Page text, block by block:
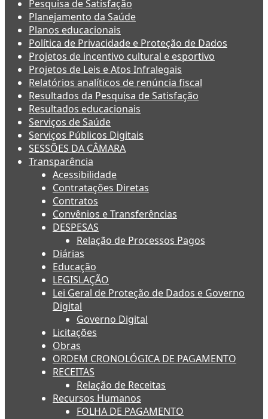
Pesquisa de Satisfação
Planejamento da Saúde
Planos educacionais
Política de Privacidade e Proteção de Dados
Projetos de incentivo cultural e esportivo
Projetos de Leis e Atos Infralegais
Relatórios analíticos de renúncia fiscal
Resultados da Pesquisa de Satisfação
Resultados educacionais
Serviços de Saúde
Serviços Públicos Digitais
SESSÕES DA CÂMARA
Transparência
Acessibilidade
Contratações Diretas
Contratos
Convênios e Transferências
DESPESAS
Relação de Processos Pagos
Diárias
Educação
LEGISLAÇÃO
Lei Geral de Proteção de Dados e Governo
Digital
Governo Digital
Licitações
Obras
ORDEM CRONOLÓGICA DE PAGAMENTO
RECEITAS
Relação de Receitas
Recursos Humanos
FOLHA DE PAGAMENTO